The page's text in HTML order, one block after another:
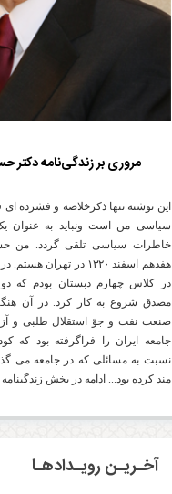
مروری بر زندگی‌نامه دکتر
این نوشته تنها ذکرخلاصه و فشرده
سیاسی من است ونباید به عنوان
خاطرات سیاسی تلقی گردد. من
در کلاس چهارم دبستان بودم که
مصدق شروع به کار کرد. در آن
صنعت نفت و جوّ استقلال طلبی و
جامعه ایران را فراگرفته بود که
نسبت به مسائلی که در جامعه می
مند کرده بود... ادامه در بخش زندگینامه
آخـریـن رویـدادهـا